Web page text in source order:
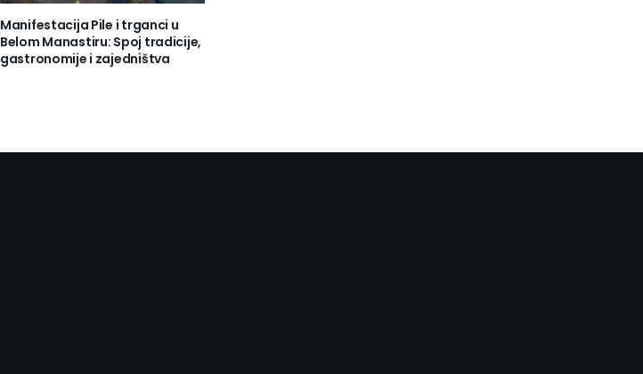
Manifestacija Pile i trganci u
Belom Manastiru: Spoj tradicije,
gastronomije i zajedništva